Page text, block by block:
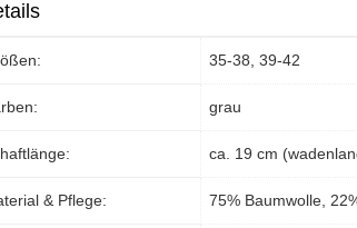
35-38, 39-42
grau
ca. 19 cm
& Pflege: 75% Baumwolle,